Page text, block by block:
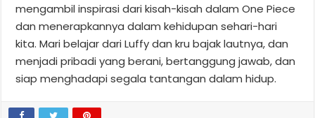
mengambil inspirasi dari kisah-kisah dalam One Piece
dan menerapkannya dalam kehidupan sehari-hari
kita. Mari belajar dari Luffy dan kru bajak lautnya, dan
menjadi pribadi yang berani, bertanggung jawab, dan
siap menghadapi segala tantangan dalam hidup.